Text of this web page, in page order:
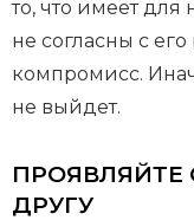
то, что имеет
не согласны с
компромисс.
не выйдет.
ПРОЯВЛЯЙТЕ
ДРУГУ